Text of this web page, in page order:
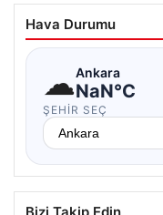
Hava Durumu
☁Ankara
NaN°C
ŞEHIR SEÇ